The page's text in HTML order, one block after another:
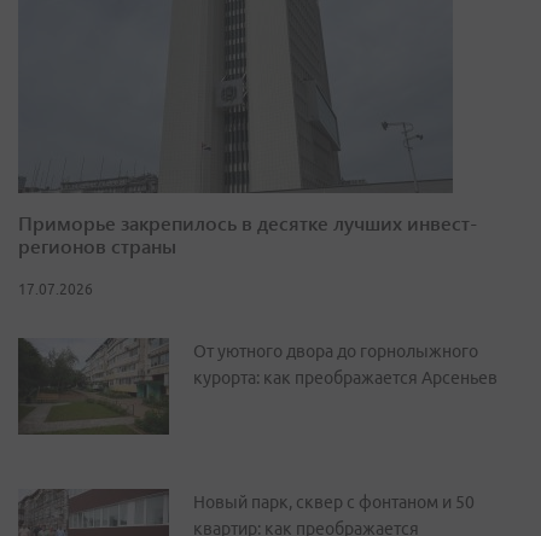
Приморье закрепилось в десятке лучших инвест-
регионов страны
17.07.2026
От уютного двора до горнолыжного
курорта: как преображается Арсеньев
Новый парк, сквер с фонтаном и 50
квартир: как преображается